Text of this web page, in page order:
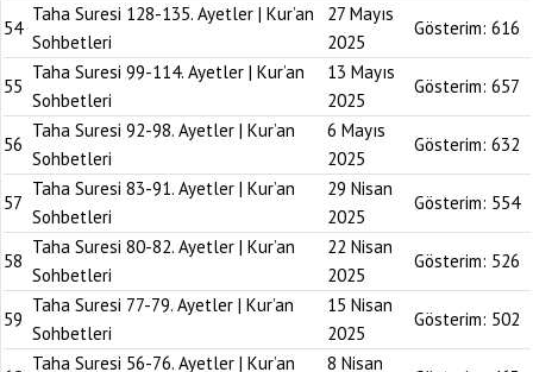
54
Taha Suresi 128-135. Ayetler | Kur’an
Sohbetleri
27 Mayıs
2025
Gösterim: 616
55
Taha Suresi 99-114. Ayetler | Kur’an
Sohbetleri
13 Mayıs
2025
Gösterim: 657
56
Taha Suresi 92-98. Ayetler | Kur’an
Sohbetleri
6 Mayıs
2025
Gösterim: 632
57
Taha Suresi 83-91. Ayetler | Kur’an
Sohbetleri
29 Nisan
2025
Gösterim: 554
58
Taha Suresi 80-82. Ayetler | Kur’an
Sohbetleri
22 Nisan
2025
Gösterim: 526
59
Taha Suresi 77-79. Ayetler | Kur’an
Sohbetleri
15 Nisan
2025
Gösterim: 502
Taha Suresi 56-76. Ayetler | Kur’an
8 Nisan